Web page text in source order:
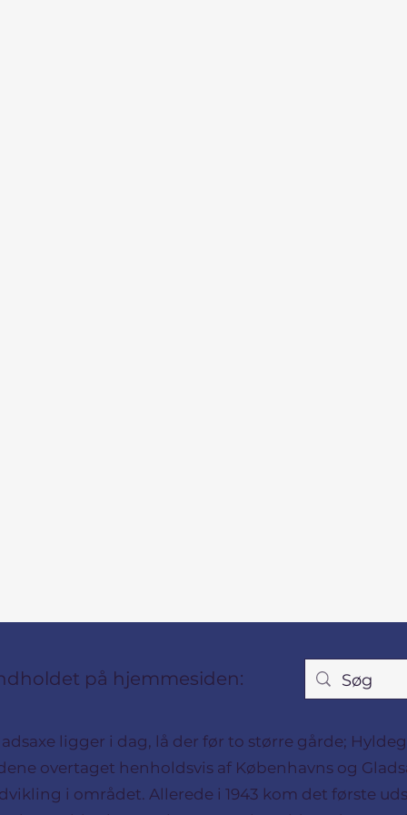
på hjemmesiden:
ligger i dag, lå der før to større gårde;
overtaget henholdsvis af Københavns og
i området. Allerede i 1943 kom det første